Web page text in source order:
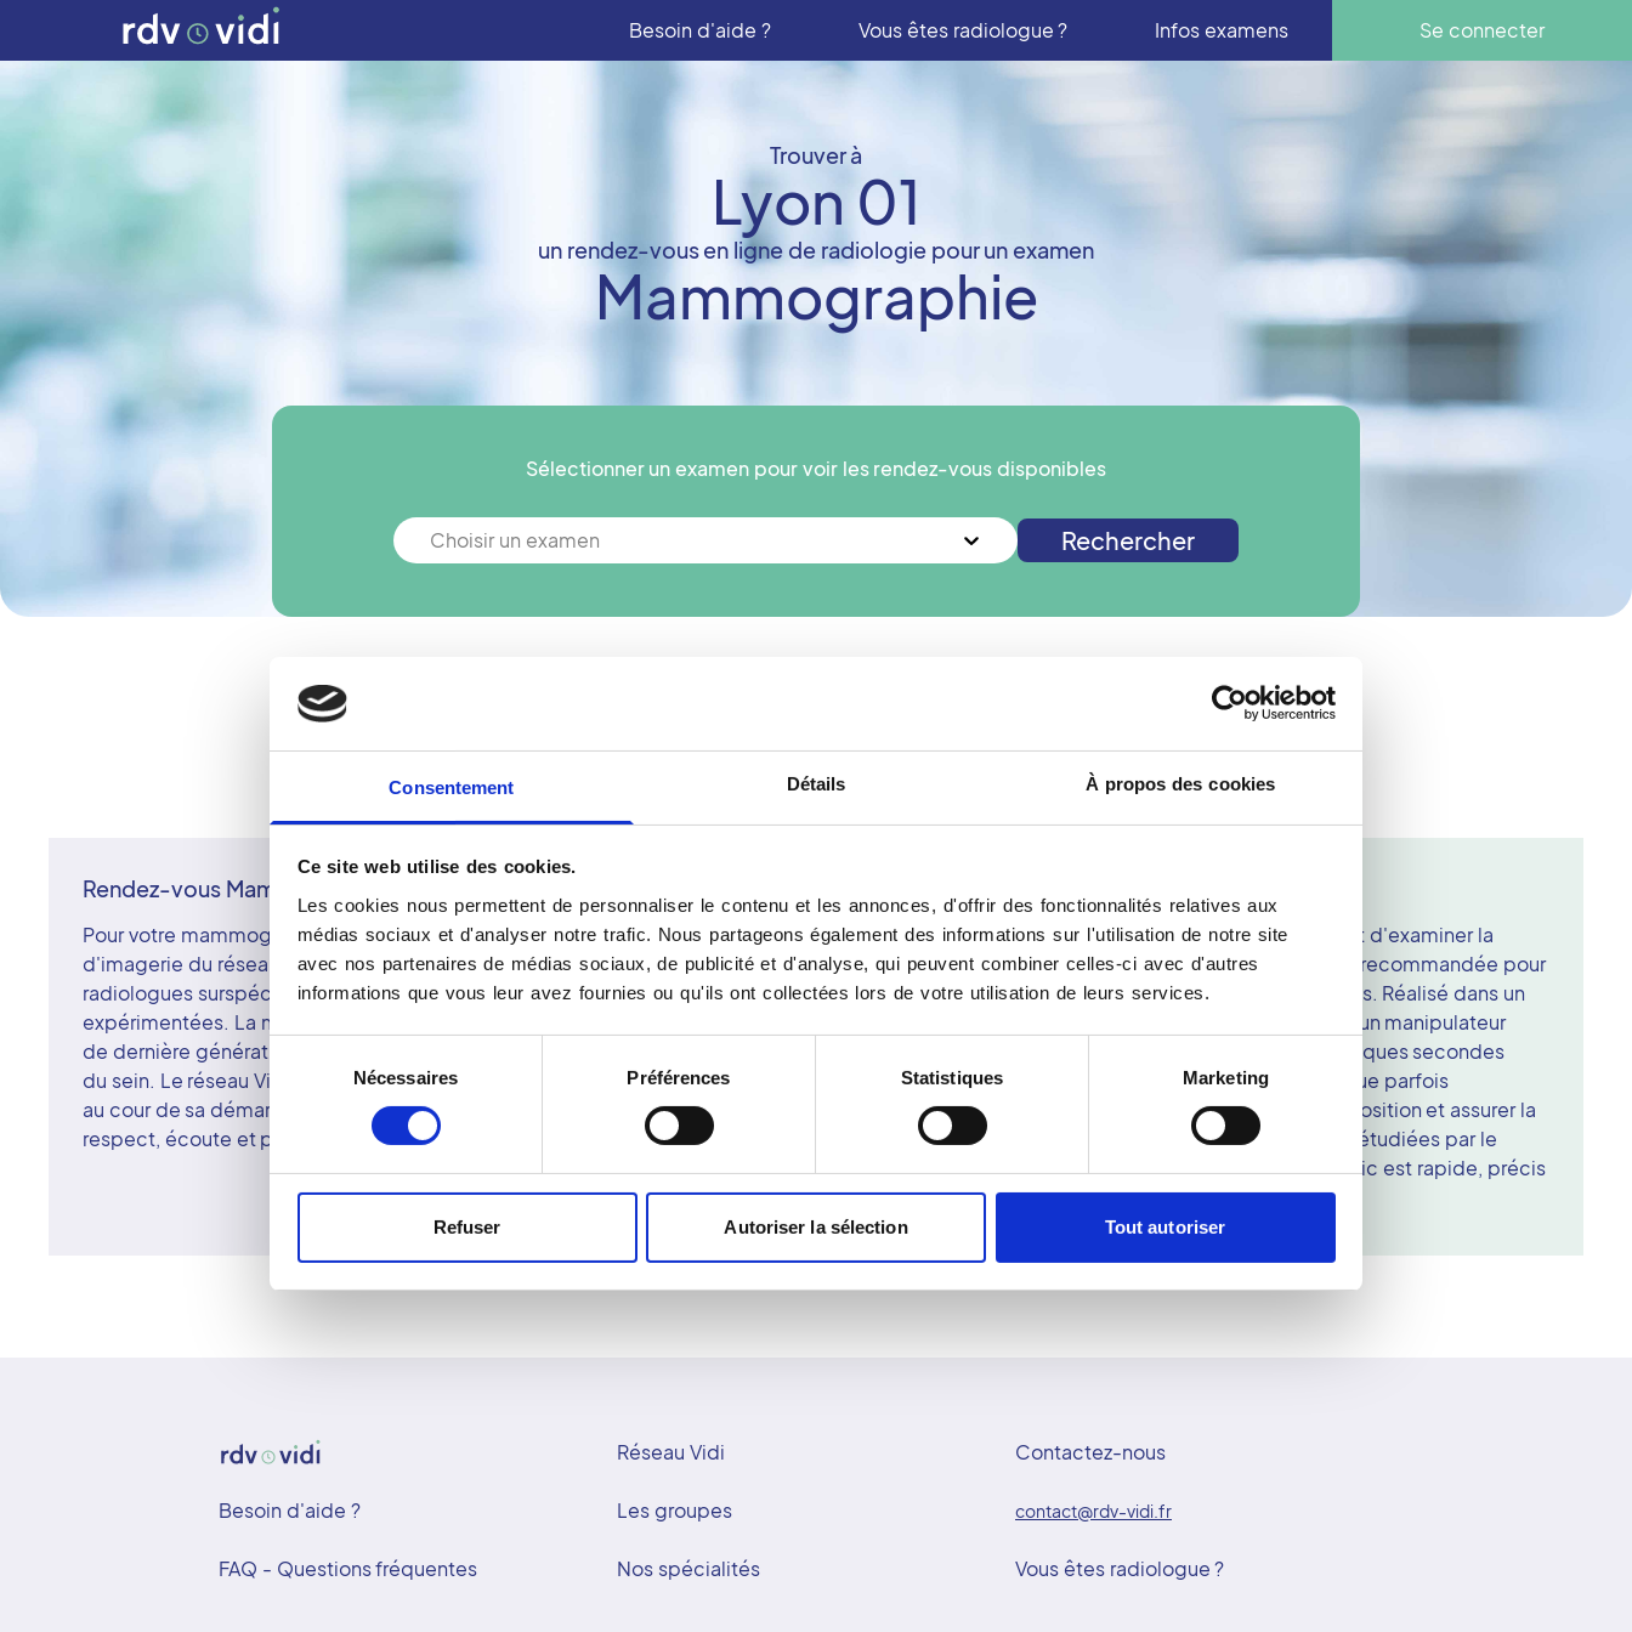
Consentement Détails À propos des cookies
Ce site web utilise des cookies.
Les cookies nous permettent de personnaliser le contenu et les annonces, d'offrir des fonctionnalités relatives aux
médias sociaux et d'analyser notre trafic. Nous partageons également des informations sur l'utilisation de notre site
avec nos partenaires de médias sociaux, de publicité et d'analyse, qui peuvent combiner celles-ci avec d'autres
informations que vous leur avez fournies ou qu'ils ont collectées lors de votre utilisation de leurs services.
du
consentement
Nécessaires Préférences Statistiques Marketing
Refuser Autoriser la sélection Tout autoriser
Besoin d'aide ? Vous êtes radiologue ? Infos examens Se connecter
Trouver à
Lyon 01
un rendez-vous en ligne de radiologie pour un examen
Mammographie
Sélectionner un examen pour voir les rendez-vous disponibles
Choisir un examen Rechercher
Rendez-vous Mammographie à Lyon
Pour votre mammographie à Lyon, prenez rendez-vous dans un centre
d'imagerie du réseau Vidi. Les membres du réseau Vidi réunissent des
radiologues surspécialisés en imagerie mammaire et des équipes
expérimentées. La mammographie, réalisée avec un appareil numérique
de dernière génération, permet de détecter précocement les anomalies
du sein. Le réseau Vidi place la qualité du diagnostic et la relation humaine
au cour de sa démarche. À Lyon, chaque patiente est accueillie avec
respect, écoute et professionnalisme.
La mammographie, ou radiographie mammaire, permet d'examiner la
structure interne des seins à l'aide de rayons X. Elle est recommandée pour
le dépistage et le diagnostic des affections mammaires. Réalisé dans un
centre d'imagerie médicale, l'examen est encadré par un manipulateur
qualifié. Chaque sein est positionné et compressé quelques secondes
pour obtenir des images précises. Cette étape, bien que parfois
inconfortable, est essentielle pour limiter la dose d'exposition et assurer la
qualité du cliché. Les images numériques sont ensuite étudiées par le
radiologue. Grâce à cette imagerie du sein, le diagnostic est rapide, précis
et sûr.
Besoin d'aide ?
FAQ - Questions fréquentes
Réseau Vidi
Les groupes
Nos spécialités
Contactez-nous
contact@rdv-vidi.fr
Vous êtes radiologue ?